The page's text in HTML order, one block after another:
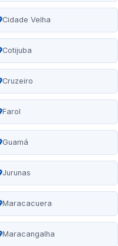
Cidade Velha
Cotijuba
Cruzeiro
Farol
Guamá
Jurunas
Maracacuera
Maracangalha